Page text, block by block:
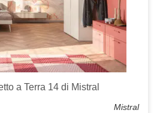
a Terra 14 di Mistral
Mistral